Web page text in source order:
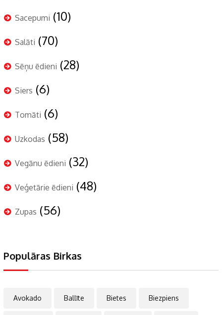
Sacepumi (10)
Salāti (70)
Sēņu ēdieni (28)
Siers (6)
Tomāti (6)
Uzkodas (58)
Vegānu ēdieni (32)
Veģetārie ēdieni (48)
Zupas (56)
Populāras Birkas
Avokado Ballīte Bietes Biezpiens